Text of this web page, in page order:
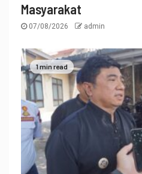
Masyarakat
07/08/2026 admin
1 min read